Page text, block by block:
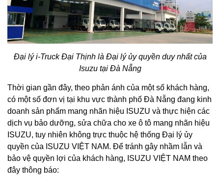
Đại lý i-Truck Đại Thịnh là Đại lý ủy quyền duy nhất của
Isuzu tại Đà Nẵng
Thời gian gần đây, theo phản ánh của một số khách hàng,
có một số đơn vị tại khu vực thành phố Đà Nẵng đang kinh
doanh sản phẩm mang nhãn hiệu ISUZU và thực hiện các
dịch vụ bảo dưỡng, sửa chữa cho xe ô tô mang nhãn hiệu
ISUZU, tuy nhiên không trực thuộc hệ thống Đại lý ủy
quyền của ISUZU VIỆT NAM. Để tránh gây nhầm lẫn và
bảo vệ quyền lợi của khách hàng, ISUZU VIỆT NAM theo
đây thông báo: